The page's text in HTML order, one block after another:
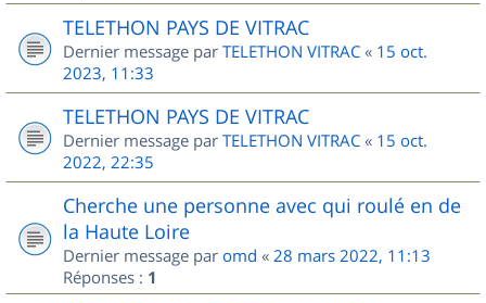
TELETHON PAYS DE VITRAC
Dernier message par TELETHON VITRAC « 15 oct.
2023, 11:33
TELETHON PAYS DE VITRAC
Dernier message par TELETHON VITRAC « 15 oct.
2022, 22:35
Cherche une personne avec qui roulé en de
la Haute Loire
Dernier message par omd « 28 mars 2022, 11:13
Réponses : 1